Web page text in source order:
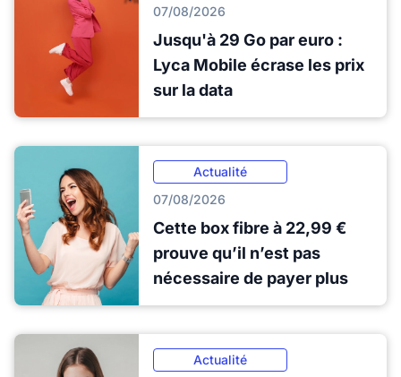
07/08/2026
Jusqu'à 29 Go par euro :
Lyca Mobile écrase les prix
sur la data
Actualité
07/08/2026
Cette box fibre à 22,99 €
prouve qu’il n’est pas
nécessaire de payer plus
Actualité